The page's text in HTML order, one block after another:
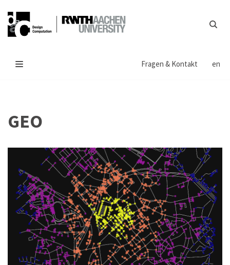
Zum
Inhalt
Fragen & Kontakt
en
GEO